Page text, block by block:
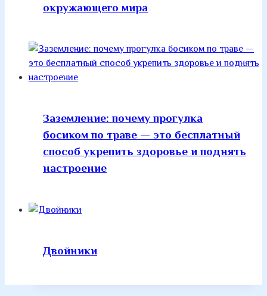
окружающего мира
Заземление: почему прогулка
босиком по траве — это бесплатный
способ укрепить здоровье и поднять
настроение
Двойники